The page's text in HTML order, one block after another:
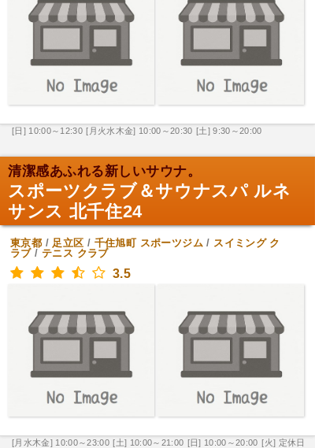
[日] 10:00～12:30 [月火水木金] 10:00～20:30 [土] 9:30～20:00
清潔感あふれる新しいサウナ。
スポーツクラブ＆サウナスパ ルネ
サンス 北千住24
東京都 / 足立区 / 千住旭町 スポーツジム/ スイミング ク
ラブ/ テニス クラブ
3.5
[月水木金] 10:00～23:00 [土] 10:00～21:00 [日] 10:00～20:00 [火] 定休日